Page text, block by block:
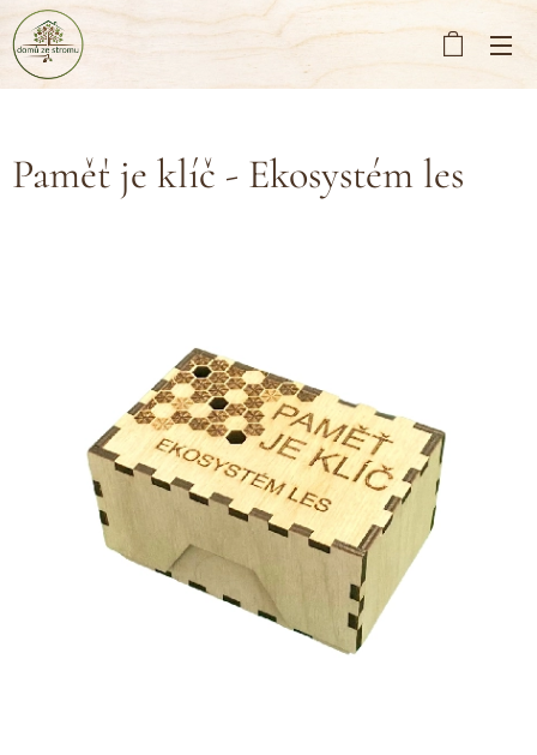
Paměť je klíč - Ekosystém les